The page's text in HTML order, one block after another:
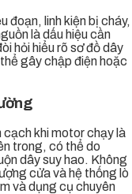
đoạn, linh kiện bị cháy,
là dấu hiệu cần
hỏi hiểu rõ sơ đồ dây
gây chập điện hoặc
khi motor chạy là
trong, có thể do
dây suy hao. Không
cửa và hệ thống lò
và dụng cụ chuyên